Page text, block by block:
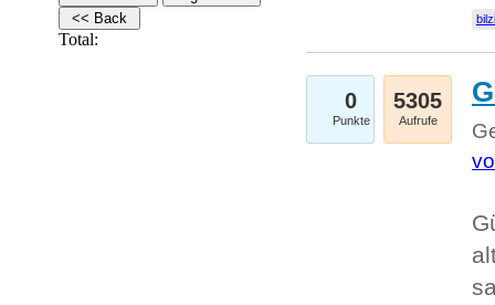
Total:
0
Punkte
5305
Aufrufe